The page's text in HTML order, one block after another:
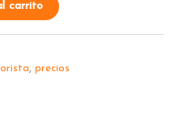
carrito
, precios